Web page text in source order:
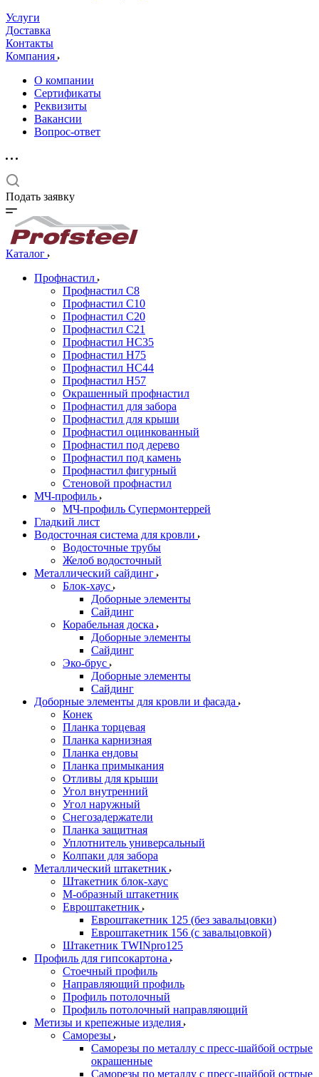
Услуги
Доставка
Контакты
Компания
О компании
Сертификаты
Реквизиты
Вакансии
Вопрос-ответ
Подать заявку
Каталог
Профнастил
Профнастил С8
Профнастил С10
Профнастил С20
Профнастил С21
Профнастил НС35
Профнастил Н75
Профнастил HC44
Профнастил Н57
Окрашенный профнастил
Профнастил для забора
Профнастил для крыши
Профнастил оцинкованный
Профнастил под дерево
Профнастил под камень
Профнастил фигурный
Стеновой профнастил
МЧ-профиль
МЧ-профиль Супермонтеррей
Гладкий лист
Водосточная система для кровли
Водосточные трубы
Желоб водосточный
Металлический сайдинг
Блок-хаус
Доборные элементы
Сайдинг
Корабельная доска
Доборные элементы
Сайдинг
Эко-брус
Доборные элементы
Сайдинг
Доборные элементы для кровли и фасада
Конек
Планка торцевая
Планка карнизная
Планка ендовы
Планка примыкания
Отливы для крыши
Угол внутренний
Угол наружный
Снегозадержатели
Планка защитная
Уплотнитель универсальный
Колпаки для забора
Металлический штакетник
Штакетник блок-хаус
М-образный штакетник
Евроштакетник
Евроштакетник 125 (без завальцовки)
Евроштакетник 156 (с завальцовкой)
Штакетник TWINpro125
Профиль для гипсокартона
Стоечный профиль
Направляющий профиль
Профиль потолочный
Профиль потолочный направляющий
Метизы и крепежные изделия
Саморезы
Саморезы по металлу с пресс-шайбой острые
окрашенные
Саморезы по металлу с пресс-шайбой острые